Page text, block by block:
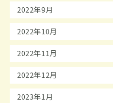
2022年9月
2022年10月
2022年11月
2022年12月
2023年1月